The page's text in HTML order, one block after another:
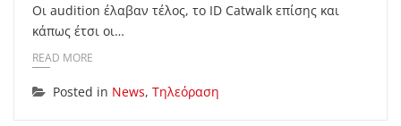
Οι audition έλαβαν τέλος, το ID Catwalk επίσης και
κάπως έτσι οι…
READ MORE
Posted in News, Τηλεόραση